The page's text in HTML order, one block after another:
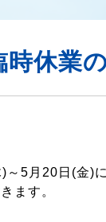
時休業
5月20日(金)
ます。